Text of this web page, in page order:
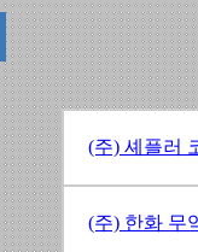
(주) 셰플러
(주) 한화 무